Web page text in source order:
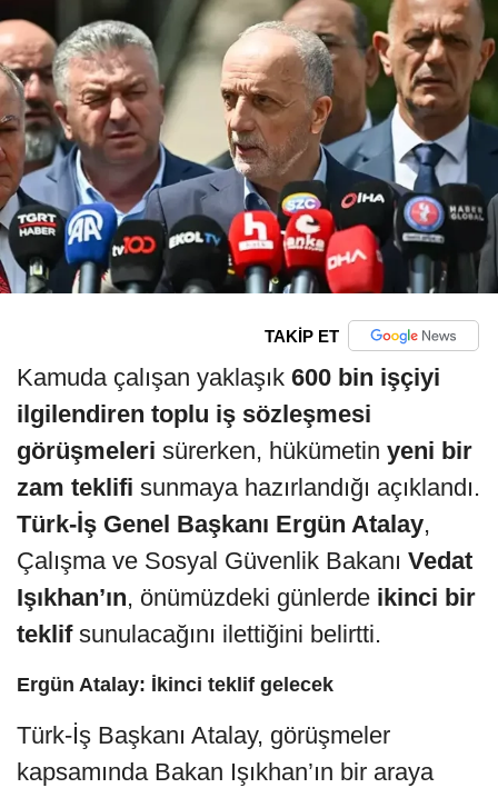
TAKİP ET
Kamuda çalışan yaklaşık 600 bin işçiyi
ilgilendiren toplu iş sözleşmesi
görüşmeleri sürerken, hükümetin yeni bir
zam teklifi sunmaya hazırlandığı açıklandı.
Türk-İş Genel Başkanı Ergün Atalay,
Çalışma ve Sosyal Güvenlik Bakanı Vedat
Işıkhan’ın, önümüzdeki günlerde ikinci bir
teklifsunulacağını ilettiğini belirtti.
Ergün Atalay: İkinci teklif gelecek
Türk-İş Başkanı Atalay, görüşmeler
kapsamında Bakan Işıkhan’ın bir araya